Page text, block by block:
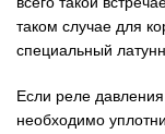
таком случае для
специальный
Если реле
необходимо